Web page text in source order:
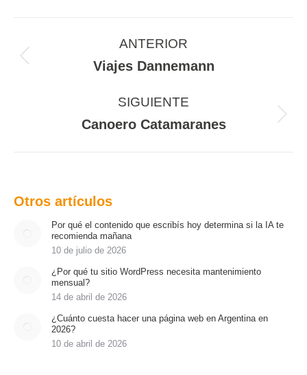
proyectos
ANTERIOR
Proyecto
Viajes Dannemann
SIGUIENTE
Proyecto
Canoero Catamaranes
Otros artículos
Por qué el contenido que escribís hoy determina si la IA te
recomienda mañana
10 de julio de 2026
¿Por qué tu sitio WordPress necesita mantenimiento
mensual?
14 de abril de 2026
¿Cuánto cuesta hacer una página web en Argentina en
2026?
10 de abril de 2026